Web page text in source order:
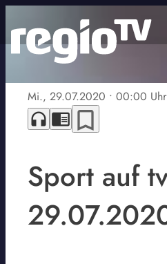
Mi., 29.07.2020 • 00:00 Uhr
headphones chrome_reader_mode bookmark_border
Sport auf